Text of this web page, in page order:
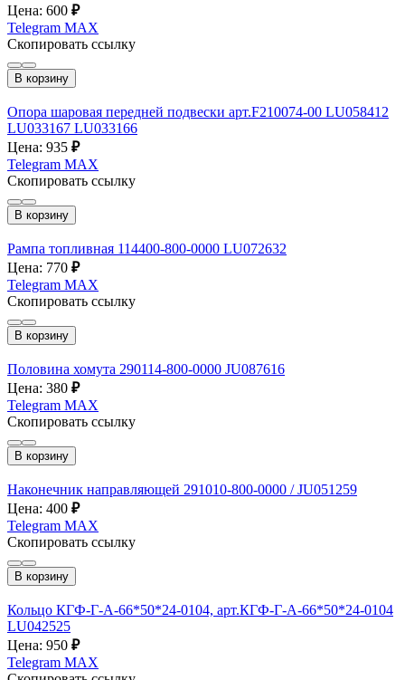
Цена: 600 ₽
Telegram MAX
Скопировать ссылку
В корзину
Опора шаровая передней подвески арт.F210074-00 LU058412
LU033167 LU033166
Цена: 935 ₽
Telegram MAX
Скопировать ссылку
В корзину
Рампа топливная 114400-800-0000 LU072632
Цена: 770 ₽
Telegram MAX
Скопировать ссылку
В корзину
Половина хомута 290114-800-0000 JU087616
Цена: 380 ₽
Telegram MAX
Скопировать ссылку
В корзину
Наконечник направляющей 291010-800-0000 / JU051259
Цена: 400 ₽
Telegram MAX
Скопировать ссылку
В корзину
Кольцо КГФ-Г-А-66*50*24-0104, арт.КГФ-Г-А-66*50*24-0104
LU042525
Цена: 950 ₽
Telegram MAX